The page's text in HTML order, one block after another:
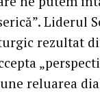
Liderul
rezultat
reluarea